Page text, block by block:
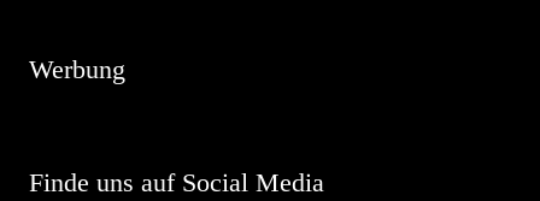
Werbung
Finde uns auf Social Media